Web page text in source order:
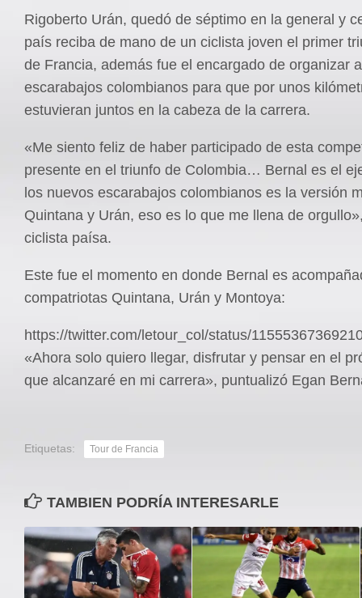
Rigoberto Urán, quedó de séptimo en la general y
país reciba de mano de un ciclista joven el primer
de Francia, además fue el encargado de organizar
escarabajos colombianos para que por unos
estuvieran juntos en la cabeza de la carrera.
«Me siento feliz de haber participado de esta
presente en el triunfo de Colombia… Bernal es el
los nuevos escarabajos colombianos es la versión
Quintana y Urán, eso es lo que me llena de
ciclista paísa.
Este fue el momento en donde Bernal es
compatriotas Quintana, Urán y Montoya:
https://twitter.com/letour_col/status/
«Ahora solo quiero llegar, disfrutar y pensar en el
que alcanzaré en mi carrera», puntualizó Egan
Etiquetas: Tour de Francia
TAMBIEN PODRÍA INTERESARLE